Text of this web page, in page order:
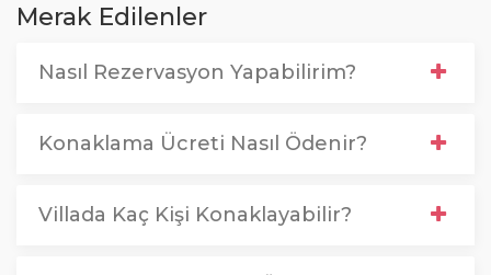
Merak Edilenler
Nasıl Rezervasyon Yapabilirim?
Konaklama Ücreti Nasıl Ödenir?
Villada Kaç Kişi Konaklayabilir?